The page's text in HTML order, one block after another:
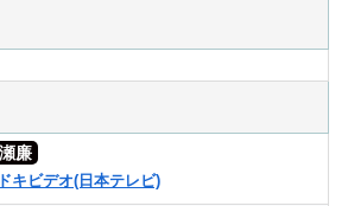
廉
キビデオ(日本テレビ)